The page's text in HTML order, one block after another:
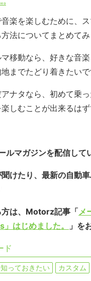
楽を楽しむために、
法についてまとめてみ
移動なら、好きな音
までたどり着きたいで
ナタなら、初めて乗
しむことが出来るはず
マガジンを配信して
けたり、最新の自動
方は、Motorz記事「メ
はじめました。
」を
ド
知っておきたい カスタム